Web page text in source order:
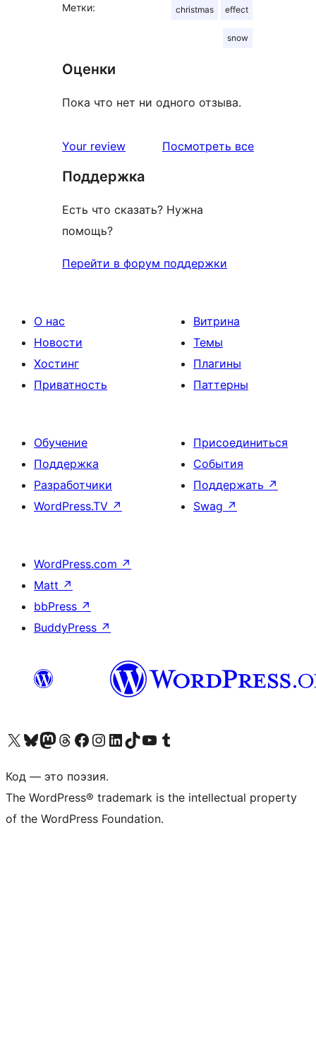
Метки: christmas effect
snow
Оценки
Пока что нет ни одного отзыва.
Your review Посмотреть всеотзывы
Поддержка
Есть что сказать? Нужна
помощь?
Перейти в форум поддержки
О нас
Новости
Хостинг
Приватность
Витрина
Темы
Плагины
Паттерны
Обучение
Поддержка
Разработчики
WordPress.TV ↗
Присоединиться
События
Поддержать ↗
Swag ↗
WordPress.com ↗
Matt ↗
bbPress ↗
BuddyPress ↗
Посетите нас в X (ранее Twitter)
Посетите нашу учётную запись в Bluesky
Посетите нашу ленту в Mastodon
Посетите нашу учётную запись в Threads
Посетите нашу страницу на Facebook
Посетите наш Instagram
Посетите нашу страницу в LinkedIn
Посетите нашу учётную запись в TikTok
Посетите наш канал YouTube
Посетите нашу учётную запись в Tumblr
Код — это поэзия.
The WordPress® trademark is the intellectual property
of the WordPress Foundation.